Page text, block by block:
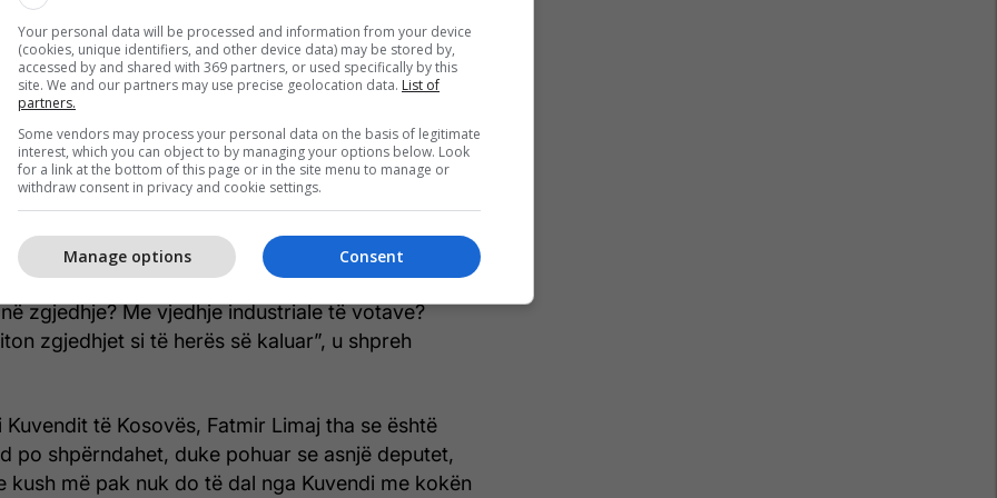
ja tha se kërkesë disamujore e LDK-së ka
në zgjedhje dhe sipas tij është e rëndësishme që
që të shkohet në zgjedhje dhe siç tha ai
ja tregu derën me shku në shtëpi”.
nga AKR tha se nënshkrimet e mocionit janë të
dhe nuk është marrëveshje mes partive politike.
zgjedhje? Me vjedhje industriale të votave?
zgjedhjet si të herës së kaluar”, u shpreh
të Kosovës, Fatmir Limaj tha se është
po shpërndahet, duke pohuar se asnjë deputet,
kush më pak nuk do të dal nga Kuvendi me kokën
Your personal data will be processed and information from your device
(cookies, unique identifiers, and other device data) may be stored by,
accessed by and shared with 369 partners, or used specifically by this
site. We and our partners may use precise geolocation data. List of
partners.
Some vendors may process your personal data on the basis of legitimate
interest, which you can object to by managing your options below. Look
for a link at the bottom of this page or in the site menu to manage or
withdraw consent in privacy and cookie settings.
Consent
Manage options